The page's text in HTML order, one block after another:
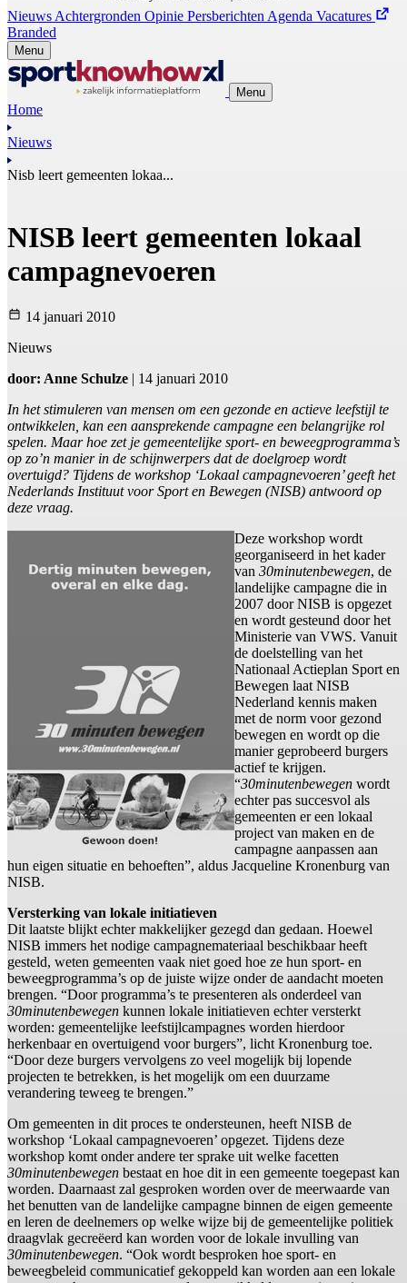
Nieuws Achtergronden Opinie Persberichten Agenda Vacatures
Branded
Menu
Menu
Home
Nieuws
Nisb leert gemeenten lokaa...
NISB leert gemeenten lokaal
campagnevoeren
14 januari 2010
Nieuws
door: Anne Schulze | 14 januari 2010
In het stimuleren van mensen om een gezonde en actieve leefstijl te
ontwikkelen, kan een aansprekende campagne een belangrijke rol
spelen. Maar hoe zet je gemeentelijke sport- en beweegprogramma’s
op zo’n manier in de schijnwerpers dat de doelgroep wordt
overtuigd? Tijdens de workshop ‘Lokaal campagnevoeren’ geeft het
Nederlands Instituut voor Sport en Bewegen (NISB) antwoord op
deze vraag.
Deze workshop wordt
georganiseerd in het kader
van 30minutenbewegen, de
landelijke campagne die in
2007 door NISB is opgezet
en wordt gesteund door het
Ministerie van VWS. Vanuit
de doelstelling van het
Nationaal Actieplan Sport en
Bewegen laat NISB
Nederland kennis maken
met de norm voor gezond
bewegen en wordt op die
manier geprobeerd burgers
actief te krijgen.
“30minutenbewegen wordt
echter pas succesvol als
gemeenten er een lokaal
project van maken en de
campagne aanpassen aan
hun eigen situatie en behoeften”, aldus Jacqueline Kronenburg van
NISB.
Versterking van lokale initiatieven
Dit laatste blijkt echter makkelijker gezegd dan gedaan. Hoewel
NISB immers het nodige campagnemateriaal beschikbaar heeft
gesteld, weten gemeenten vaak niet goed hoe ze hun sport- en
beweegprogramma’s op de juiste wijze onder de aandacht moeten
brengen. “Door programma’s te presenteren als onderdeel van
30minutenbewegen kunnen lokale initiatieven echter versterkt
worden: gemeentelijke leefstijlcampagnes worden hierdoor
herkenbaar en overtuigend voor burgers”, licht Kronenburg toe.
“Door deze burgers vervolgens zo veel mogelijk bij lopende
projecten te betrekken, is het mogelijk om een duurzame
verandering teweeg te brengen.”
Om gemeenten in dit proces te ondersteunen, heeft NISB de
workshop ‘Lokaal campagnevoeren’ opgezet. Tijdens deze
workshop komt onder andere ter sprake uit welke facetten
30minutenbewegen bestaat en hoe dit in een gemeente toegepast kan
worden. Daarnaast zal gesproken worden over de meerwaarde van
het benutten van de landelijke campagne binnen de eigen gemeente
en leren de deelnemers op welke wijze bij de gemeentelijke politiek
draagvlak gecreëerd kan worden voor de lokale invulling van
30minutenbewegen. “Ook wordt besproken hoe sport- en
beweegbeleid communicatief gekoppeld kan worden aan een lokale